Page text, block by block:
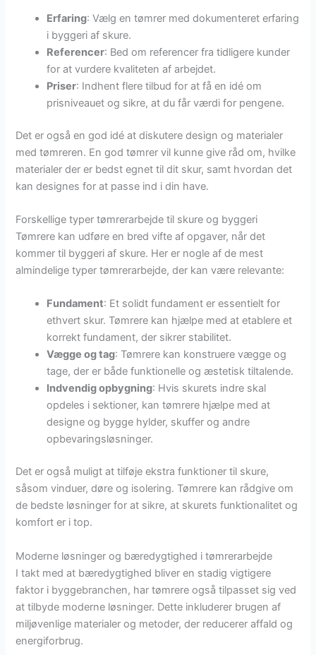
Erfaring: Vælg en tømrer med dokumenteret erfaring
i byggeri af skure.
Referencer: Bed om referencer fra tidligere kunder
for at vurdere kvaliteten af arbejdet.
Priser: Indhent flere tilbud for at få en idé om
prisniveauet og sikre, at du får værdi for pengene.
Det er også en god idé at diskutere design og materialer
med tømreren. En god tømrer vil kunne give råd om, hvilke
materialer der er bedst egnet til dit skur, samt hvordan det
kan designes for at passe ind i din have.
Forskellige typer tømrerarbejde til skure og byggeri
Tømrere kan udføre en bred vifte af opgaver, når det
kommer til byggeri af skure. Her er nogle af de mest
almindelige typer tømrerarbejde, der kan være relevante:
Fundament: Et solidt fundament er essentielt for
ethvert skur. Tømrere kan hjælpe med at etablere et
korrekt fundament, der sikrer stabilitet.
Vægge og tag: Tømrere kan konstruere vægge og
tage, der er både funktionelle og æstetisk tiltalende.
Indvendig opbygning: Hvis skurets indre skal
opdeles i sektioner, kan tømrere hjælpe med at
designe og bygge hylder, skuffer og andre
opbevaringsløsninger.
Det er også muligt at tilføje ekstra funktioner til skure,
såsom vinduer, døre og isolering. Tømrere kan rådgive om
de bedste løsninger for at sikre, at skurets funktionalitet og
komfort er i top.
Moderne løsninger og bæredygtighed i tømrerarbejde
I takt med at bæredygtighed bliver en stadig vigtigere
faktor i byggebranchen, har tømrere også tilpasset sig ved
at tilbyde moderne løsninger. Dette inkluderer brugen af
miljøvenlige materialer og metoder, der reducerer affald og
energiforbrug.